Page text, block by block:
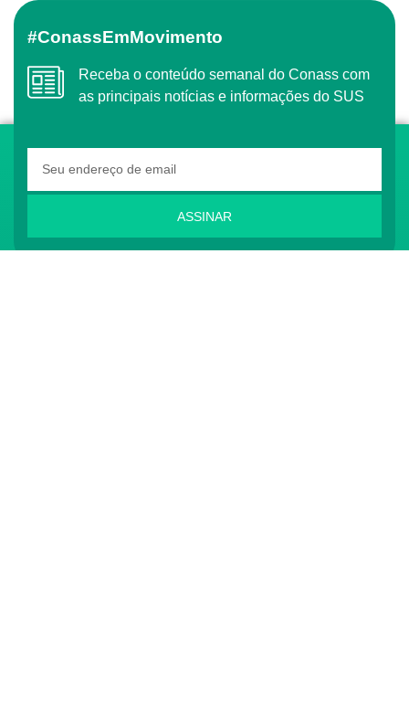
#ConassEmMovimento
Receba o conteúdo semanal do Conass com
as principais notícias e informações do SUS
ASSINAR